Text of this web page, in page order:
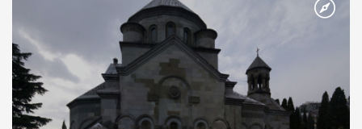
А потім було Хрещення Русі. На честь Херсонесу Таврійського